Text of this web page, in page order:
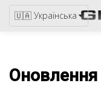
🇺🇦 Українська